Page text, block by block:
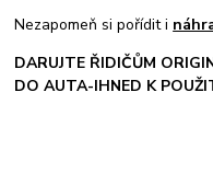
Nezapomeň si pořídit i
DARUJTE ŘIDIČŮM
DO AUTA-IHNED K